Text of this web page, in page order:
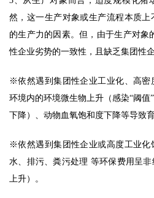
然，这一生产对象或生产流程本质
的生产力的因素。但，由于生产对象
性企业劣势的一致性，且缺乏集团性
※依然遇到集团性企业工业化、高密
环境内的环境微生物上升（感染“阈
下降）、动物血氧饱和度下降等导致
※依然遇到集团性企业或高度工业化
水、排污、粪污处理 等环保费用呈
上升）。